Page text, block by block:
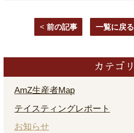
< 前の記事 一覧に戻る
カテゴリ
AmZ生産者Map
テイスティングレポート
お知らせ